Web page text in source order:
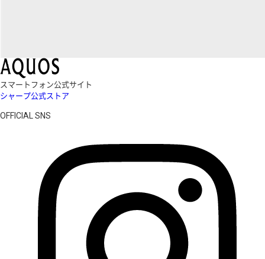
スマートフォン公式サイト
シャープ公式ストア
OFFICIAL SNS